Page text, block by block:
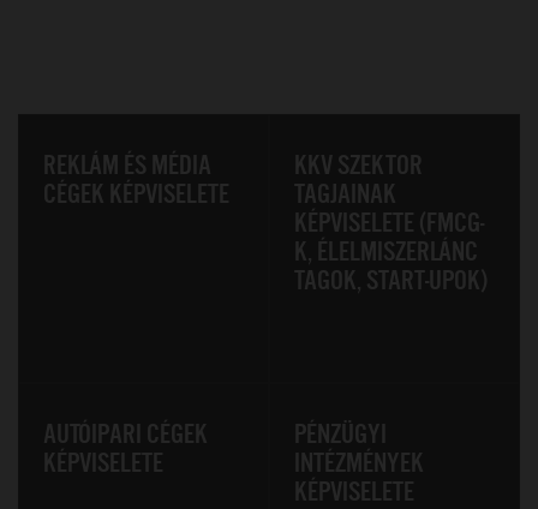
REKLÁM ÉS MÉDIA
CÉGEK KÉPVISELETE
KKV SZEKTOR
TAGJAINAK
KÉPVISELETE (FMCG-
K, ÉLELMISZERLÁNC
TAGOK, START-UPOK)
AUTÓIPARI CÉGEK
KÉPVISELETE
PÉNZÜGYI
INTÉZMÉNYEK
KÉPVISELETE